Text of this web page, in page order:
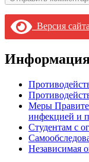
Версия
Меры
инфекцией и
Студентам с
Независимая